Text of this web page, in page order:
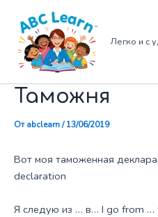
содержимому
Легко и с
Таможня
Отabclearn/13/06/2019
Вот моя таможенная
declaration
Я следую из … в… I go from